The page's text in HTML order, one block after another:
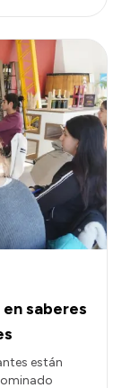
saberes
están